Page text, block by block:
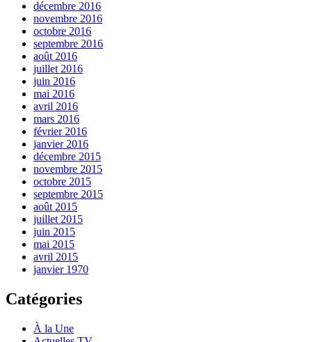
décembre 2016
novembre 2016
octobre 2016
septembre 2016
août 2016
juillet 2016
juin 2016
mai 2016
avril 2016
mars 2016
février 2016
janvier 2016
décembre 2015
novembre 2015
octobre 2015
septembre 2015
août 2015
juillet 2015
juin 2015
mai 2015
avril 2015
janvier 1970
Catégories
À la Une